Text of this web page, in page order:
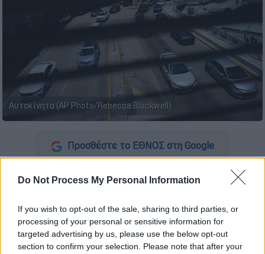
Do Not Process My Personal Information
If you wish to opt-out of the sale, sharing to third parties, or
processing of your personal or sensitive information for
targeted advertising by us, please use the below opt-out
section to confirm your selection. Please note that after your
Αυτοκίνητα (AP Photo/Rebecca Blackwell)
Προσθέστε το ΕΘΝΟΣ στη Google
Ψηφιακάκαι χωρίς να απαιτείται η
από σήμερα, 15 Νοεμβρίου, ηακινησία
οχημάτωνλόγωκλοπής,υπεξαίρεσης ή
ανωτέρας βίας, καθώς και η ακινησία